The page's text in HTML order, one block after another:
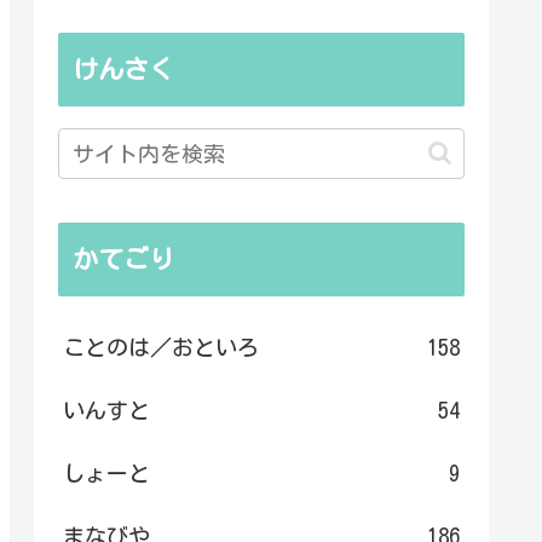
けんさく
かてごり
ことのは／おといろ 158
いんすと 54
しょーと 9
まなびや 186